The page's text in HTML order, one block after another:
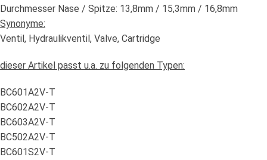
Durchmesser Nase / Spitze: 13,8mm / 15,3mm / 16,8mm
Synonyme:
Ventil, Hydraulikventil, Valve, Cartridge
dieser Artikel passt u.a. zu folgenden Typen:
BC601A2V-T
BC602A2V-T
BC603A2V-T
BC502A2V-T
BC601S2V-T